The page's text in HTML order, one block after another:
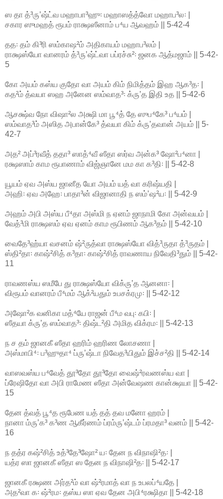
ஸ தா த்³ருʼஷ்ட்வ மஹாபா³ஹு꞉ மஹாஸத்த்வோ மஹாப³ல꞉ |
சகார ஸுமஹத் ரூபம் ராக்ஷஸீனாம் ப⁴ய ஆவஹம் || 5-42-4
தத꞉ தம் கி³ரி ஸம்காஷ²ம் அதிகாயம் மஹாப³லம் |
ராக்ஷஸ்யோ வானரம் த்³ருʼஷ்ட்வா பப்ரச்சு²꞉ ஜனக ஆத்மஜாம் || 5-42-
5
கோ அயம் கஸ்ய குதோ வா அயம் கிம் நிமித்தம் இஹ ஆக³த꞉ |
கத²ம் த்வயா ஸஹ அனேன ஸம்வாத³꞉ க்ருʼத இதி உத || 5-42-6
ஆசக்ஷ்வ நோ விஷா²ல அக்ஷி மா பூ⁴த் தே ஸுப⁴கே³ ப⁴யம் |
ஸம்வாத³ம் அஸித அபான்கே³ த்வயா கிம் க்ருʼதவான் அயம் || 5-
42-7
அத² அப்³ரவீத் ததா³ ஸாத்⁴வீ ஸீதா ஸர்வ அன்க³ ஷோ²ப⁴னா |
ரக்ஷஸாம் காம ரூபாணாம் விஜ்ஞானே மம கா க³தி꞉ || 5-42-8
யூயம் ஏவ அஸ்ய ஜானீத யோ அயம் யத் வா கரிஷ்யதி |
அஹி꞉ ஏவ அஹே꞉ பாதா³ன் விஜானாதி ந ஸம்ʼஷ²ய꞉ || 5-42-9
அஹம் அபி அஸ்ய பீ⁴தா அஸ்மி ந ஏனம் ஜாநாமி கோ அன்வயம் |
வேத்³மி ராக்ஷஸம் ஏவ ஏனம் காம ரூபிணம் ஆக³தம் || 5-42-10
வைதே³ஹ்யா வசனம் ஷ்²ருத்வா ராக்ஷஸ்யோ வித்³ருதா த்³ருதம் |
ஸ்தி²தா꞉ காஷ்²சித் க³தா꞉ காஷ்²சித் ராவணாய நிவேதி³தும் || 5-42-
11
ராவணஸ்ய ஸமீபே து ராக்ஷஸ்யோ விக்ருʼத ஆனனா꞉ |
விரூபம் வானரம் பீ⁴மம் ஆக்²யதும் உபசக்ரமு꞉ || 5-42-12
அஷோ²க வனிகா மத்⁴யே ராஜன் பீ⁴ம வபு꞉ கபி꞉ |
ஸீதயா க்ருʼத ஸம்வாத³꞉ திஷ்ட²தி அமித விக்ரம꞉ || 5-42-13
ந ச தம் ஜானகீ ஸீதா ஹரிம் ஹரிண லோசணா |
அஸ்மாபி⁴꞉ ப³ஹுதா⁴ ப்ருʼஷ்டா நிவேத³யிதும் இச்ச²தி || 5-42-14
வாஸவஸ்ய ப⁴வேத் தூ³தோ தூ³தோ வைஷ்²ரவணஸ்ய வா |
ப்ரேஷிதோ வா அபி ராமேண ஸீதா அன்வேஷண கான்க்ஷயா || 5-42-
15
தேன த்வத் பூ⁴த ரூபேண யத் தத் தவ மனோ ஹரம் |
நானா ம்ருʼக³ க³ண ஆகீர்ணம் ப்ரம்ருʼஷ்டம் ப்ரமதா³ வனம் || 5-42-
16
ந தத்ர கஷ்²சித் உத்³தே³ஷோ² ய꞉ தேன ந விநாஷி²த꞉ |
யத்ர ஸா ஜானகீ ஸீதா ஸ தேன ந விநாஷி²த꞉ || 5-42-17
ஜானகீ ரக்ஷண அர்த²ம் வா ஷ்²ரமாத் வா ந உபலப்⁴யதே |
அத²வா க꞉ ஷ்²ரம꞉ தஸ்ய ஸா ஏவ தேன அபி⁴ரக்ஷிதா || 5-42-18